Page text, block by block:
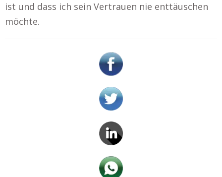
ist und dass ich sein Vertrauen nie enttäuschen
möchte.